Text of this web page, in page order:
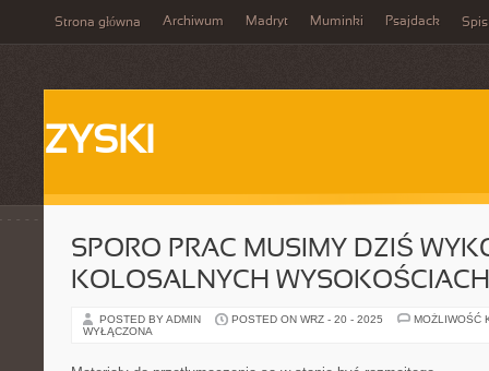
Strona główna Archiwum Madryt Muminki Psajdack Spis
ZYSKI
SPORO PRAC MUSIMY DZIŚ
KOLOSALNYCH WYSOKOŚCIACH
POSTED BY ADMIN POSTED ON WRZ - 20 - 2025
MOŻLIWOŚĆ
WYŁĄCZONA